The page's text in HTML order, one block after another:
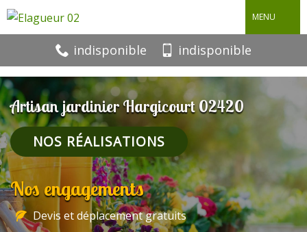
MENU
indisponible indisponible
Artisan jardinier Hargicourt 02420
NOS RÉALISATIONS
Nos engagements
Devis et déplacement gratuits